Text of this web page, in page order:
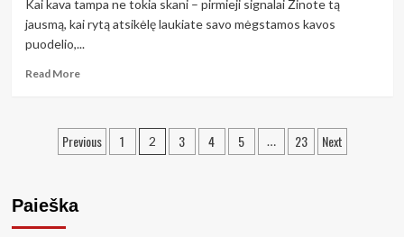
ir
išvengti
klaidų:
vadovas
ekonomiškam
pasirinkimui
Kai kava tampa ne tokia skani – pirmieji signalai Žinote tą
jausmą, kai rytą atsikėlę laukiate savo mėgstamos kavos
puodelio,...
Read MoreRead
atpažinti,
kad
aparatui
Įrašų
Previous 1 2 3 4 5 … 23 Next
Paieška